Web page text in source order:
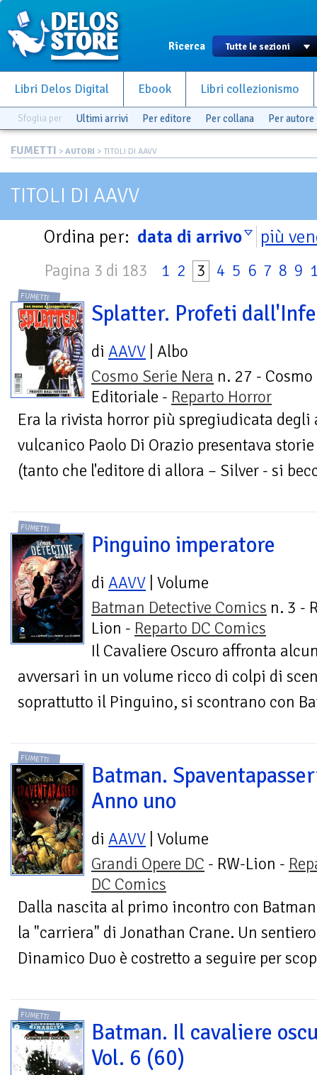
Ricerca
Libri Delos Digital Ebook Libri collezionismo
Sfoglia per Ultimi arrivi Per editore Per collana Per autore
FUMETTI > AUTORI > TITOLI DI AAVV
TITOLI DI AAVV
Ordina per: data di arrivo più
Pagina 3 di 183 1 2 3 4 5 6 7 8 9
FUMETTI
Splatter. Profeti
di AAVV | Albo
Cosmo Serie Nera n. 27 - Cosmo
Editoriale - Reparto Horror
Era la rivista horror più spregiudicata
vulcanico Paolo Di Orazio presentava
(tanto che l'editore di allora – Silver - si
FUMETTI
Pinguino imperatore
di AAVV | Volume
Batman Detective Comics n. 3 -
Lion - Reparto DC Comics
Il Cavaliere Oscuro affronta
avversari in un volume ricco di colpi di
soprattutto il Pinguino, si scontrano con
FUMETTI
Batman.
Anno uno
di AAVV | Volume
Grandi Opere DC - RW-Lion -
DC Comics
Dalla nascita al primo incontro con
la "carriera" di Jonathan Crane. Un
Dinamico Duo è costretto a seguire per
FUMETTI
Batman. Il cavaliere
Vol. 6 (60)